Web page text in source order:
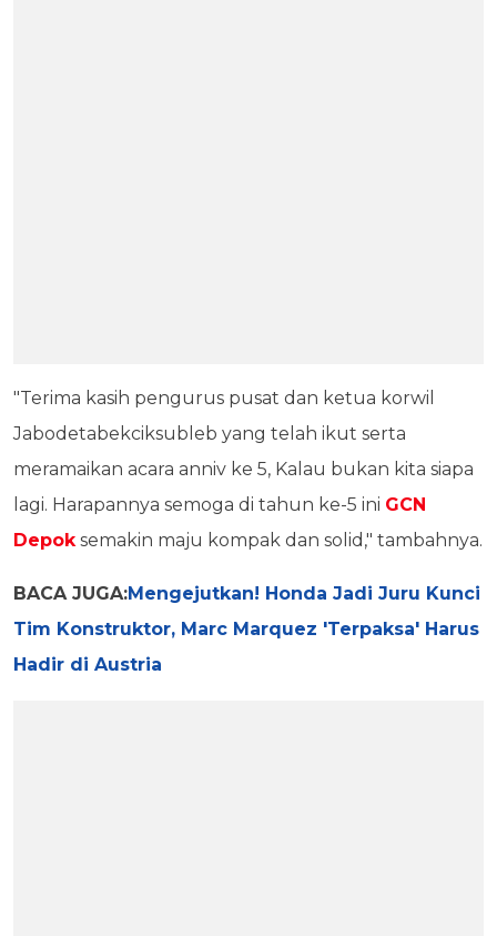
"Terima kasih pengurus pusat dan ketua korwil
Jabodetabekciksubleb yang telah ikut serta
meramaikan acara anniv ke 5, Kalau bukan kita siapa
lagi. Harapannya semoga di tahun ke-5 ini GCN
Depok semakin maju kompak dan solid," tambahnya.
BACA JUGA:Mengejutkan! Honda Jadi Juru Kunci
Tim Konstruktor, Marc Marquez 'Terpaksa' Harus
Hadir di Austria